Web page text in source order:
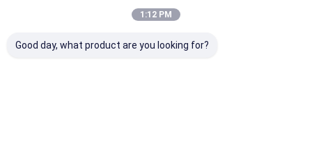
1:12 PM
Good day, what product are you looking for?